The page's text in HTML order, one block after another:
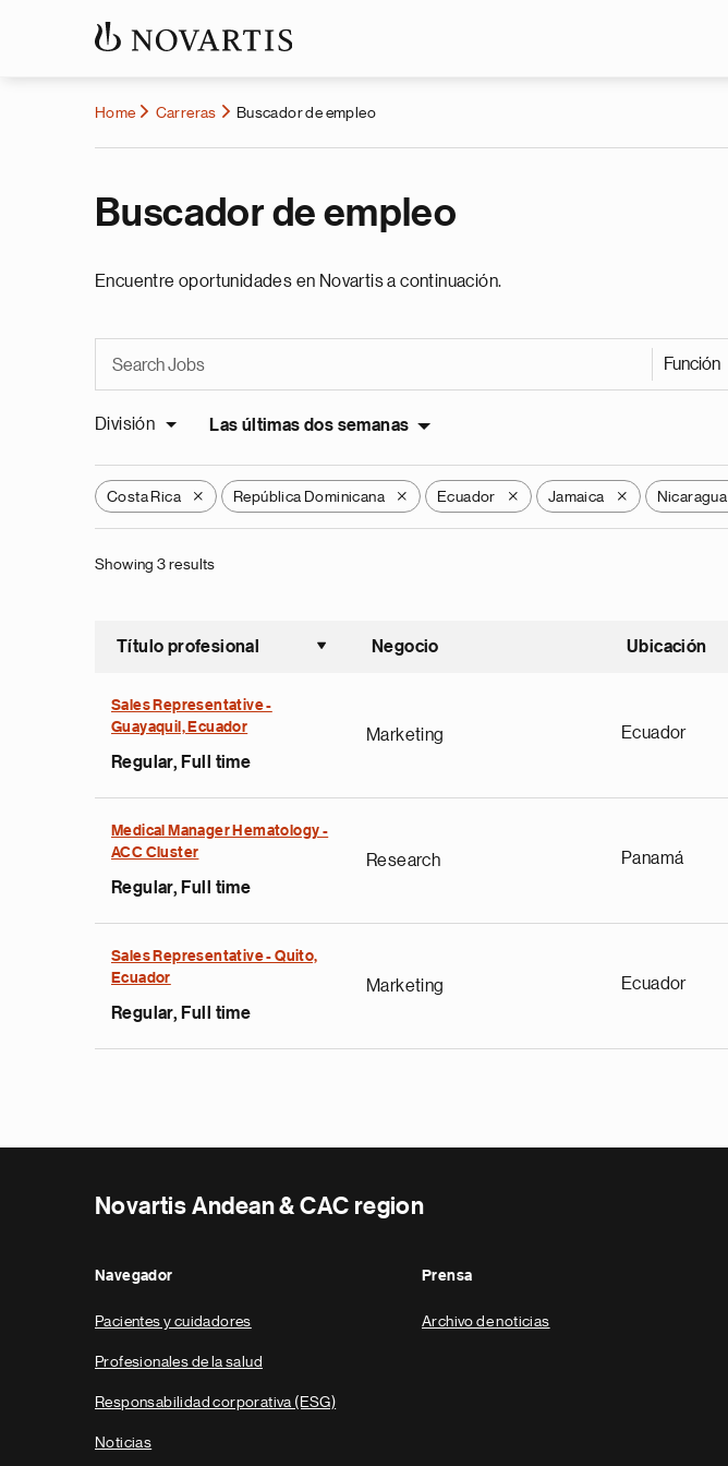
Home Carreras Buscador de empleo
Buscador de empleo
Encuentre oportunidades en Novartis a continuación.
Función
División Las últimas dos semanas
Costa Rica X República Dominicana X Ecuador X Jamaica X Nicaragua
Showing 3 results
Título profesional
Ordenar ascendente
Negocio Ubicación
Sales Representative -
Guayaquil, Ecuador
Regular, Full time
Marketing Ecuador
Medical Manager Hematology -
ACC Cluster
Regular, Full time
Research Panamá
Sales Representative - Quito,
Ecuador
Regular, Full time
Marketing Ecuador
Novartis Andean & CAC region
Navegador
Pacientes y cuidadores
Profesionales de la salud
Responsabilidad corporativa (ESG)
Noticias
Prensa
Archivo de noticias